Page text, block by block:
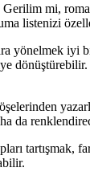
mi,
listenizi
yönelmek iyi
da
tartışmak,